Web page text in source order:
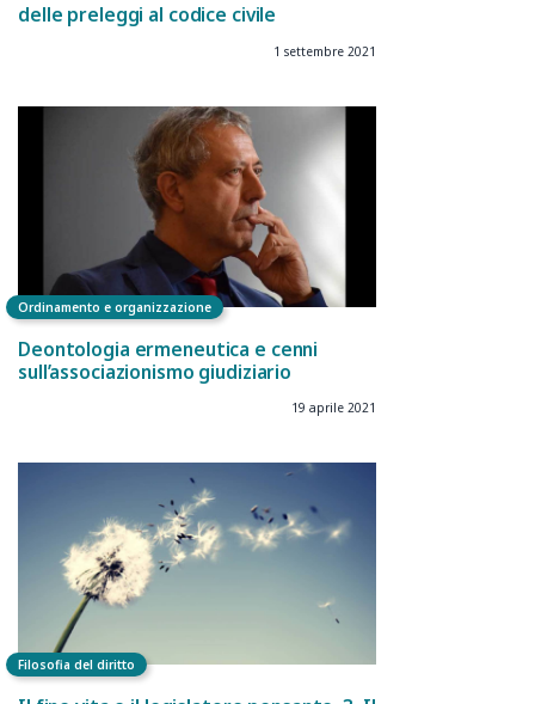
delle preleggi al codice civile
1 settembre 2021
Ordinamento e organizzazione
Deontologia ermeneutica e cenni
sull’associazionismo giudiziario
19 aprile 2021
Filosofia del diritto